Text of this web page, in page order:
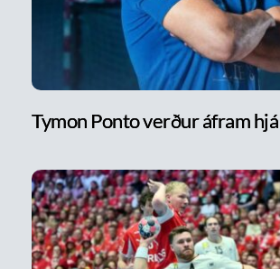
Tymon Ponto verður áfram